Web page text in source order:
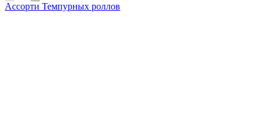
Ассорти Темпурных роллов